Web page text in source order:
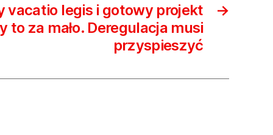
→
vacatio legis i gotowy projekt
to za mało. Deregulacja musi
przyspieszyć